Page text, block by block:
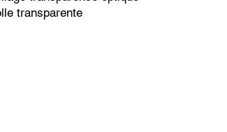
transparente